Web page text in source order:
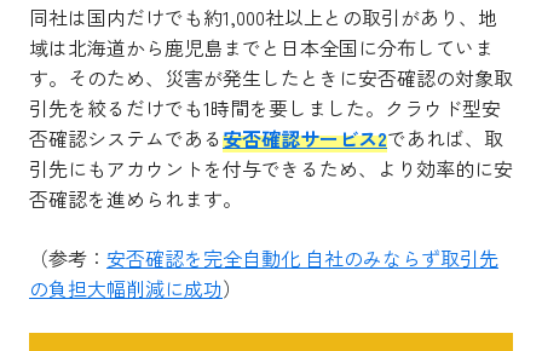
同社は国内だけでも約1,000社以上との取引があり、地
域は北海道から鹿児島までと日本全国に分布していま
す。そのため、災害が発生したときに安否確認の対象取
引先を絞るだけでも1時間を要しました。クラウド型安
否確認システムである安否確認サービス2であれば、取
引先にもアカウントを付与できるため、より効率的に安
否確認を進められます。
（参考： 安否確認を完全自動化 自社のみならず取引先
の負担大幅削減に成功）